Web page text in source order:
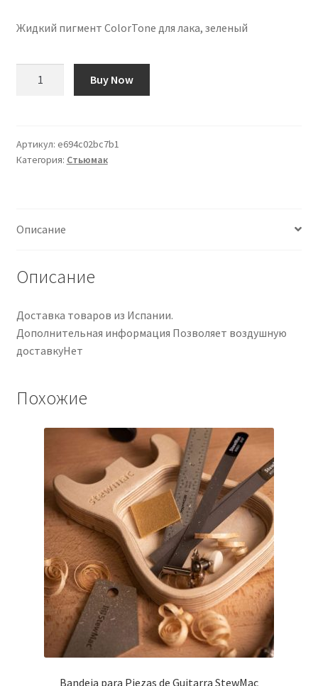
Жидкий пигмент ColorTone для лака, зеленый
Líquido
para
Buy Now
Артикул: e694c02bc7b1
Категория: Стьюмак
Описание
Описание
Доставка товаров из Испании.
Дополнительная информация Позволяет воздушную
доставкуНет
Похожие
Bandeja para Piezas de Guitarra StewMac